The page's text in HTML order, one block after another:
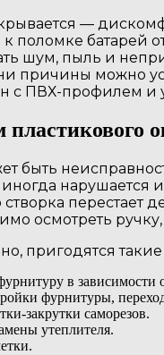
—
поломке
шум, пыль и
причины можно
ПВХ-профилем и
быть
нарушается
створка
осмотреть ручку,
пригодятся
в зависимости
фурнитуры,
закрутки саморезов.
утеплителя.